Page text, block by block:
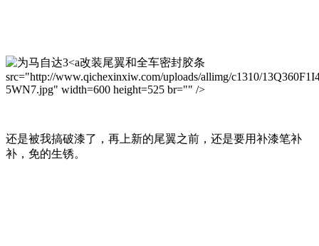
改装尾翼和全车密封胶条
src="http://www.qichexinxiw.com/uploads/allimg/c1310/
5WN7.jpg" width=600 height=525 br="" />
还是被我搞破漆了，再上新的尾翼之前，还是要用补漆笔补
补，免的生锈。